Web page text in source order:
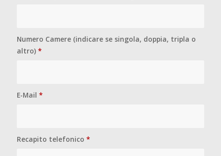
Numero Camere (indicare se singola, doppia, tripla o
altro) *
E-Mail *
Recapito telefonico *